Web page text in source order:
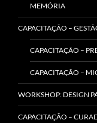
MEMÓRIA
CAPACITAÇÃO –
CAPACITAÇÃO –
CAPACITAÇÃO –
WORKSHOP: DESIGN
CAPACITAÇÃO –